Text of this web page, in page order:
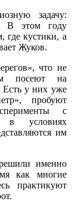
задачу:
В этом году
где кустики, а
Жуков.
что не
посеют на
Есть у них уже
пробуют
с
в условиях
им
именно
как многие
практикуют